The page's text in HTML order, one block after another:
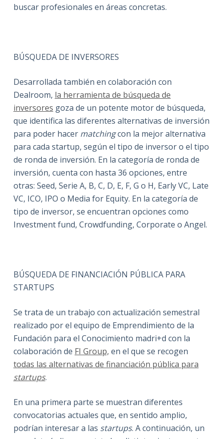
buscar profesionales en áreas concretas.
BÚSQUEDA DE INVERSORES
Desarrollada también en colaboración con
Dealroom, la herramienta de búsqueda de
inversores goza de un potente motor de búsqueda,
que identifica las diferentes alternativas de inversión
para poder hacer matchingcon la mejor alternativa
para cada startup, según el tipo de inversor o el tipo
de ronda de inversión. En la categoría de ronda de
inversión, cuenta con hasta 36 opciones, entre
otras: Seed, Serie A, B, C, D, E, F, G o H, Early VC, Late
VC, ICO, IPO o Media for Equity. En la categoría de
tipo de inversor, se encuentran opciones como
Investment fund, Crowdfunding, Corporate o Angel.
BÚSQUEDA DE FINANCIACIÓN PÚBLICA PARA
STARTUPS
Se trata de un trabajo con actualización semestral
realizado por el equipo de Emprendimiento de la
Fundación para el Conocimiento madri+d con la
colaboración de FI Group, en el que se recogen
todas las alternativas de financiación pública para
startups.
En una primera parte se muestran diferentes
convocatorias actuales que, en sentido amplio,
podrían interesar a las startups. A continuación, un